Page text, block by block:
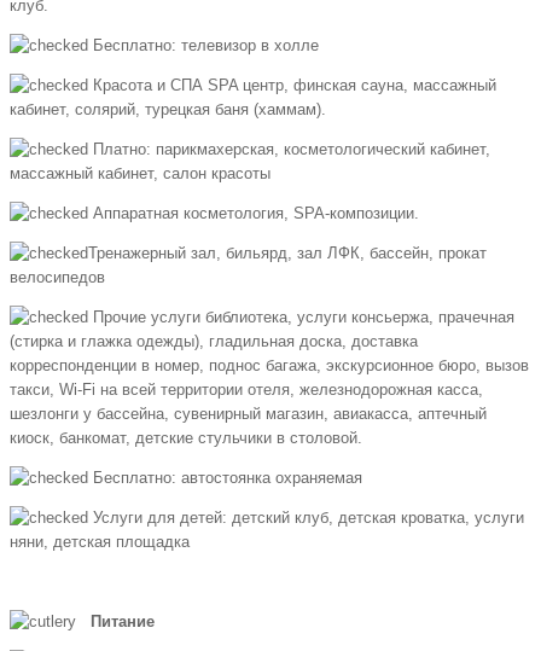
клуб.
Бесплатно: телевизор в холле
Красота и СПА SPA центр, финская сауна, массажный
кабинет, солярий, турецкая баня (хаммам).
Платно: парикмахерская, косметологический кабинет,
массажный кабинет, салон красоты
Аппаратная косметология, SPA-композиции.
Тренажерный зал, бильярд, зал ЛФК, бассейн, прокат
велосипедов
Прочие услуги библиотека, услуги консьержа, прачечная
(стирка и глажка одежды), гладильная доска, доставка
корреспонденции в номер, поднос багажа, экскурсионное бюро, вызов
такси, Wi-Fi на всей территории отеля, железнодорожная касса,
шезлонги у бассейна, сувенирный магазин, авиакасса, аптечный
киоск, банкомат, детские стульчики в столовой.
Бесплатно: автостоянка охраняемая
Услуги для детей: детский клуб, детская кроватка, услуги
няни, детская площадка
Питание